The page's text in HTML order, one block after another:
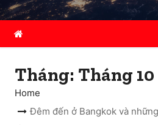
n
t
Tháng: Tháng 10
Home
Đêm đến ở Bangkok và